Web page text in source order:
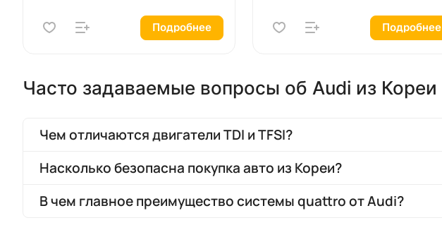
Подробнее Подробнее
Часто задаваемые вопросы об Audi из Кореи
Чем отличаются двигатели TDI и TFSI?
Насколько безопасна покупка авто из Кореи?
В чем главное преимущество системы quattro от Audi?